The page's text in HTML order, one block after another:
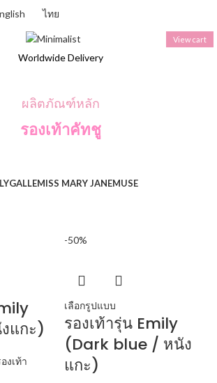
ไทย
View cart
Worldwide Delivery
ผลิตภัณฑ์หลัก
รองเท้าคัทชู
GALLEMISS MARY JANEMUSE
แกะ)
งเท้า
-50%
เลือกรูปแบบ
รองเท้ารุ่น Emily
(Dark blue / หนัง
แกะ)